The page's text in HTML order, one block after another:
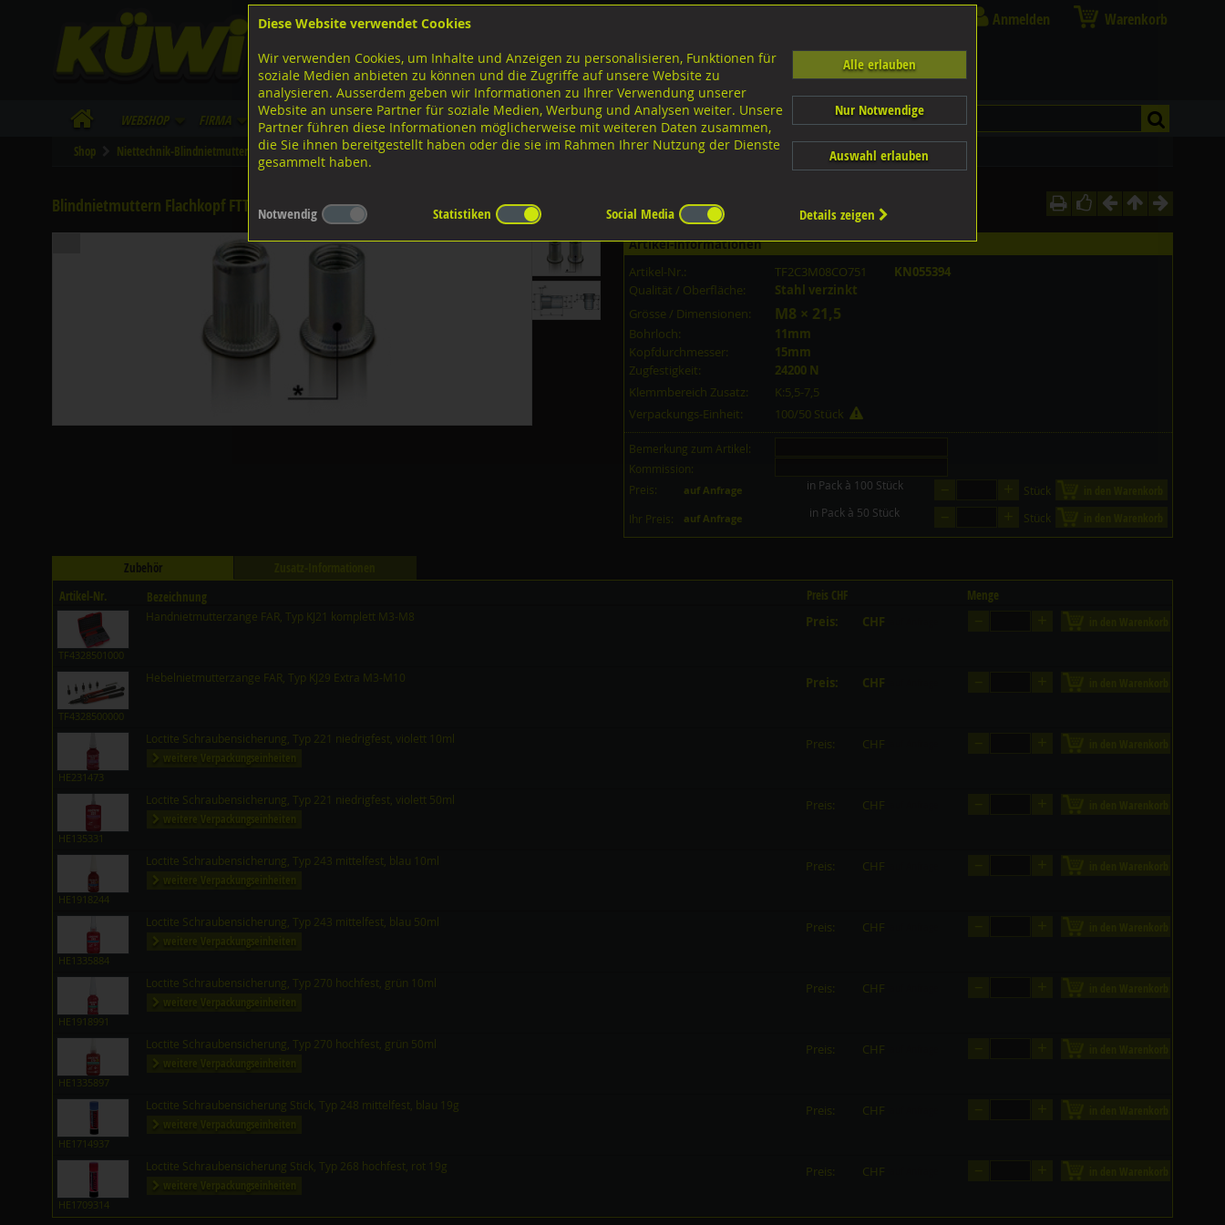
Lagerstrasse 8
Tel. 043 455 20 30
FB
IG
WebShop Firma Lieferinfo Infos/Downloads
Anmelden Warenkorb
Shop Niettechnik-Blindnietmuttern Blindnietmuttern FAR Diverse Ausführungen Blindnietmuttern FAR Flachkopf offen gerändelt FAR Stahl verzinkt
Blindnietmuttern Flachkopf FTT, BM-FL-OF-ST Stahl verzinkt M8x21,5 K:5,5-7,5
Artikel-Informationen
Artikel-Nr.:
TF2C3M08CO751
KN055394
Qualität / Oberfläche:
Stahl verzinkt
Grösse / Dimensionen:
M8 × 21,5
Bohrloch:
11mm
Kopfdurchmesser:
15mm
Zugfestigkeit:
24200 N
Klemmbereich Zusatz:
K:5,5-7,5
Verpackungs-Einheit:
100/50 Stück
Bemerkung zum Artikel:
Kommission:
Preis:
auf Anfrage in Pack à 100 Stück Stück
Ihr Preis: auf Anfrage in Pack à 50 Stück Stück
Zubehör
Artikel-Nr.
Bezeichnung Preis CHF Menge
TF4328501000
Handnietmutterzange FAR, Typ KJ21 komplett M3-M8 Preis: CHF
TF4328500000
Hebelnietmutterzange FAR, Typ KJ29 Extra M3-M10 Preis: CHF
HE231473
Loctite Schraubensicherung, Typ 221 niedrigfest, violett 10ml
weitere Verpackungseinheiten
Preis: CHF
HE135331
Loctite Schraubensicherung, Typ 221 niedrigfest, violett 50ml
weitere Verpackungseinheiten
Preis: CHF
HE1918244
Loctite Schraubensicherung, Typ 243 mittelfest, blau 10ml
weitere Verpackungseinheiten
Preis: CHF
HE1335884
Loctite Schraubensicherung, Typ 243 mittelfest, blau 50ml
weitere Verpackungseinheiten
Preis: CHF
HE1918991
Loctite Schraubensicherung, Typ 270 hochfest, grün 10ml
weitere Verpackungseinheiten
Preis: CHF
HE1335897
Loctite Schraubensicherung, Typ 270 hochfest, grün 50ml
weitere Verpackungseinheiten
Preis: CHF
HE1714937
Loctite Schraubensicherung Stick, Typ 248 mittelfest, blau 19g
weitere Verpackungseinheiten
Preis: CHF
HE1709314
Loctite Schraubensicherung Stick, Typ 268 hochfest, rot 19g
weitere Verpackungseinheiten
Preis: CHF
Diese Website verwendet Cookies
Wir verwenden Cookies, um Inhalte und Anzeigen zu personalisieren, Funktionen für
soziale Medien anbieten zu können und die Zugriffe auf unsere Website zu
analysieren. Ausserdem geben wir Informationen zu Ihrer Verwendung unserer
Website an unsere Partner für soziale Medien, Werbung und Analysen weiter. Unsere
Partner führen diese Informationen möglicherweise mit weiteren Daten zusammen,
die Sie ihnen bereitgestellt haben oder die sie im Rahmen Ihrer Nutzung der Dienste
gesammelt haben.
Alle erlauben
Nur Notwendige
Auswahl erlauben
Notwendig Statistiken Social Media Details zeigen